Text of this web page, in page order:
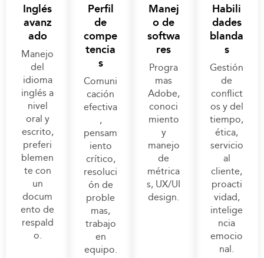
Inglés
avanz
ado
Manejo
del
idioma
inglés a
nivel
oral y
escrito,
preferi
blemen
te con
un
docum
ento de
respald
o.
Perfil
de
compe
tencia
s
Comuni
cación
efectiva
,
pensam
iento
crítico,
resoluci
ón de
proble
mas,
trabajo
en
equipo.
Manej
o de
softwa
res
Progra
mas
Adobe,
conoci
miento
y
manejo
de
métrica
s, UX/UI
design.
Habili
dades
blanda
s
Gestión
de
conflict
os y del
tiempo,
ética,
servicio
al
cliente,
proacti
vidad,
intelige
ncia
emocio
nal.